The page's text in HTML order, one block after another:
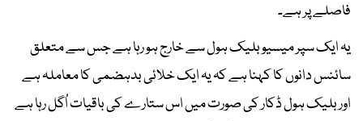
فاصلے پر ہے۔
یہ ایک سپر میسیو بلیک ہول سے خارج ہو رہا ہے جس سے متعلق
سائنس دانوں کا کہنا ہے کہ یہ ایک خلائی بدہضمی کا معاملہ ہے
اور بلیک ہول ڈکار کی صورت میں اس ستارے کی باقیات اُگل رہا ہے